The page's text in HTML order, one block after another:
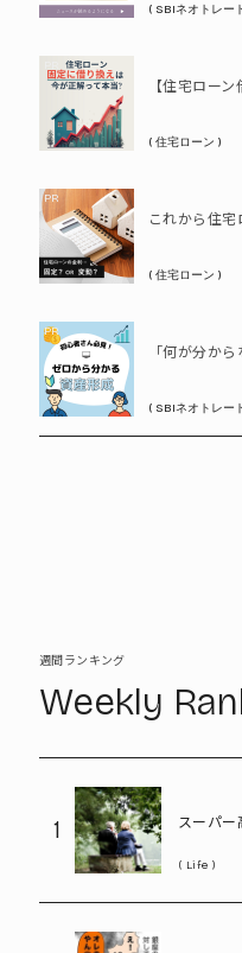
( SBIネオトレー
( 住宅ローン )
PR
( 住宅ローン )
PR
( SBIネオトレー
週間ランキング
Weekly
1
スーパ
Life